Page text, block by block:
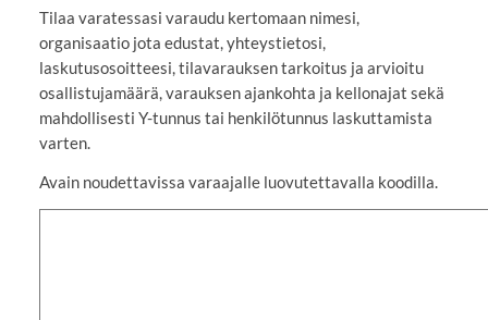
Tilaa varatessasi varaudu kertomaan nimesi,
organisaatio jota edustat, yhteystietosi,
laskutusosoitteesi, tilavarauksen tarkoitus ja arvioitu
osallistujamäärä, varauksen ajankohta ja kellonajat sekä
mahdollisesti Y-tunnus tai henkilötunnus laskuttamista
varten.
Avain noudettavissa varaajalle luovutettavalla koodilla.